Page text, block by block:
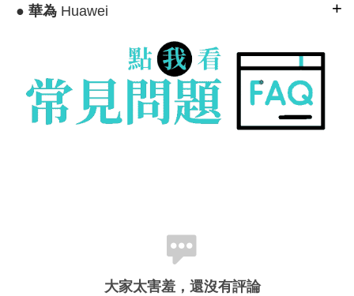
● 華為Huawei
大家太害羞，還沒有評論